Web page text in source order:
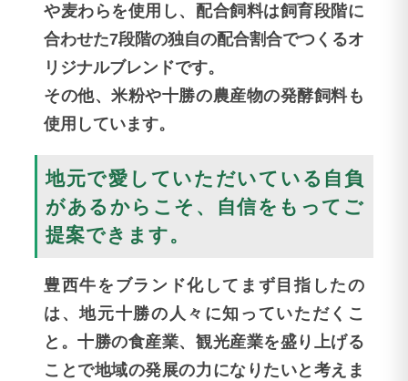
や麦わらを使用し、配合飼料は飼育段階に
合わせた7段階の独自の配合割合でつくるオ
リジナルブレンドです。
その他、米粉や十勝の農産物の発酵飼料も
使用しています。
地元で愛していただいている自負
があるからこそ、自信をもってご
提案できます。
豊西牛をブランド化してまず目指したの
は、地元十勝の人々に知っていただくこ
と。十勝の食産業、観光産業を盛り上げる
ことで地域の発展の力になりたいと考えま